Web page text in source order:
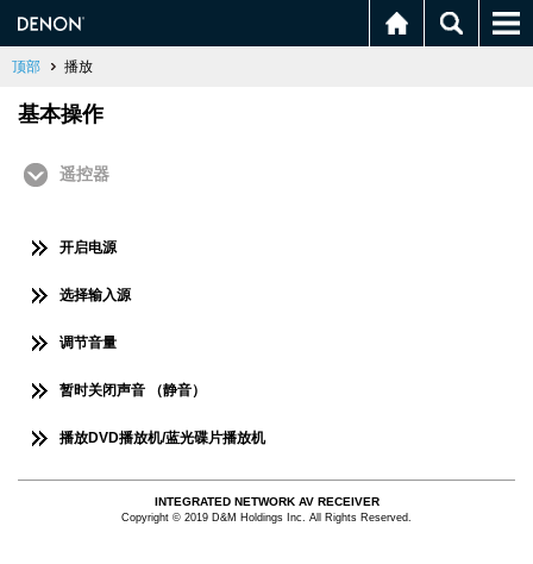
顶部 播放
基本操作
遥控器
开启电源
选择输入源
调节音量
暂时关闭声音 （静音）
播放DVD播放机/蓝光碟片播放机
INTEGRATED NETWORK AV RECEIVER
Copyright © 2019 D&M Holdings Inc. All Rights Reserved.